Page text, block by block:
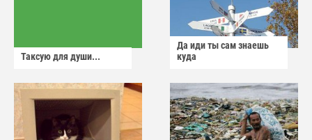
Таксую для души...
Да иди ты сам знаешь
куда